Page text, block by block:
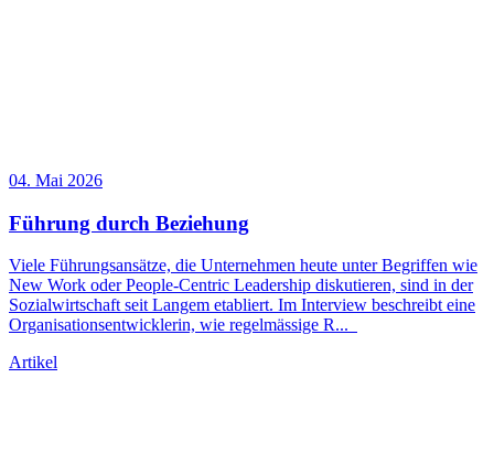
04. Mai 2026
Führung durch Beziehung
Viele Führungsansätze, die Unternehmen heute unter Begriffen wie
New Work oder People-Centric Leadership diskutieren, sind in der
Sozialwirtschaft seit Langem etabliert. Im Interview beschreibt eine
Organisationsentwicklerin, wie regelmässige R...
Artikel